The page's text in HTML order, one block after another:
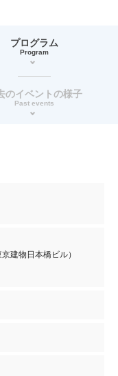
プログラム
Program
のイベントの様子
Past events
建物日本橋ビル）